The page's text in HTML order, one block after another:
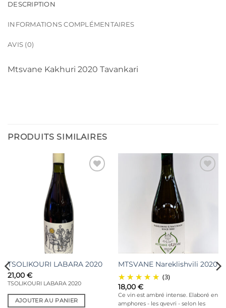
DESCRIPTION
INFORMATIONS COMPLÉMENTAIRES
AVIS (0)
Mtsvane Kakhuri 2020 Tavankari
PRODUITS SIMILAIRES
TSOLIKOURI LABARA 2020
21,00 €
TSOLIKOURI LABARA 2020
AJOUTER AU PANIER
MTSVANE Nareklishvili 2020
(3)
18,00 €
Ce vin est ambré intense. Elaboré en
amphores - les qvevri - selon les